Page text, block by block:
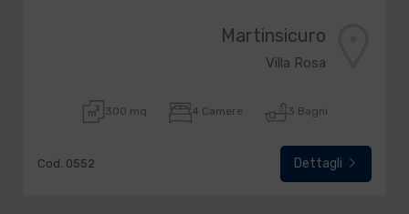
Martinsicuro
Villa Rosa
300 mq 4 Camere 3 Bagni
Cod. 0552 Dettagli